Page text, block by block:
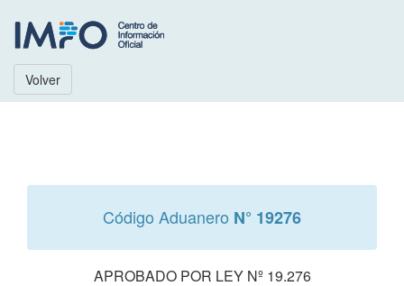
Volver
Código Aduanero N° 19276
APROBADO POR LEY Nº 19.276